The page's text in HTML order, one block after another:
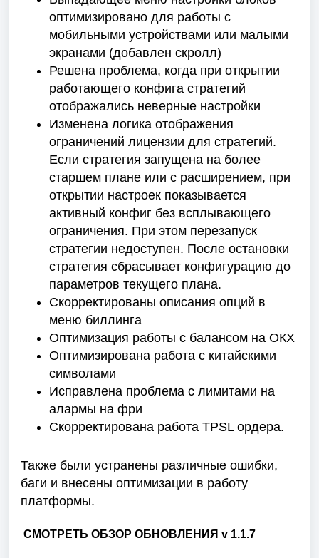
оптимизировано для работы с
мобильными устройствами или малыми
экранами (добавлен скролл)
Решена проблема, когда при открытии
работающего конфига стратегий
отображались неверные настройки
Изменена логика отображения
ограничений лицензии для стратегий.
Если стратегия запущена на более
старшем плане или с расширением, при
открытии настроек показывается
активный конфиг без всплывающего
ограничения. При этом перезапуск
стратегии недоступен. После остановки
стратегия сбрасывает конфигурацию до
параметров текущего плана.
Скорректированы описания опций в
меню биллинга
Оптимизация работы с балансом на ОКХ
Оптимизирована работа с китайскими
символами
Исправлена проблема с лимитами на
алармы на фри
Скорректирована работа TPSL ордера.
Также были устранены различные ошибки,
баги и внесены оптимизации в работу
платформы.
СМОТРЕТЬ ОБЗОР ОБНОВЛЕНИЯ v 1.1.7